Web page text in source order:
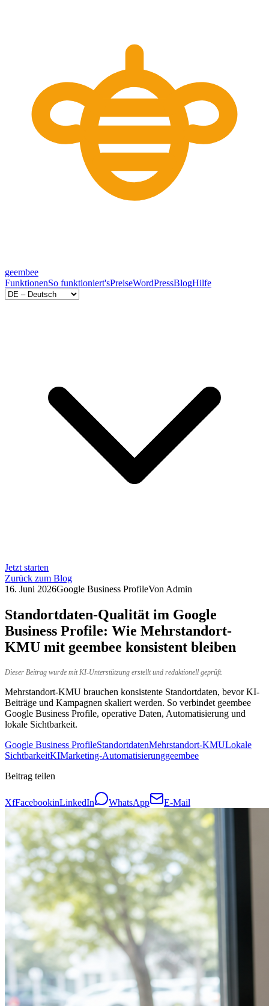
geembee
FunktionenSo funktioniert'sPreiseWordPressBlogHilfe
Jetzt starten
Zurück zum Blog
16. Juni 2026Google Business ProfileVon Admin
Standortdaten-Qualität im Google
Business Profile: Wie Mehrstandort-
KMU mit geembee konsistent bleiben
Dieser Beitrag wurde mit KI-Unterstützung erstellt und redaktionell geprüft.
Mehrstandort-KMU brauchen konsistente Standortdaten, bevor KI-
Beiträge und Kampagnen skaliert werden. So verbindet geembee
Google Business Profile, operative Daten, Automatisierung und
lokale Sichtbarkeit.
Google Business ProfileStandortdatenMehrstandort-KMULokale
SichtbarkeitKIMarketing-Automatisierunggeembee
Beitrag teilen
XfFacebookinLinkedIn WhatsApp E-Mail